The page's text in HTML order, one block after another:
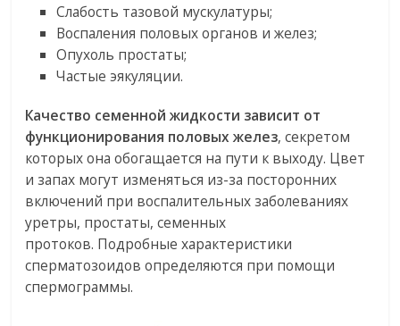
Слабость тазовой мускулатуры;
Воспаления половых органов и желез;
Опухоль простаты;
Частые эякуляции.
Качество семенной жидкости зависит от
функционирования половых желез, секретом
которых она обогащается на пути к выходу. Цвет
и запах могут изменяться из-за посторонних
включений при воспалительных заболеваниях
уретры, простаты, семенных
протоков. Подробные характеристики
сперматозоидов определяются при помощи
спермограммы.